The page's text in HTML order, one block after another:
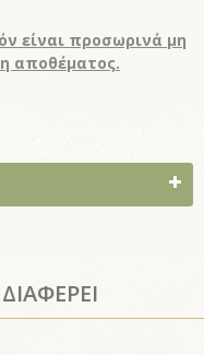
είναι προσωρινά μη
αποθέματος.